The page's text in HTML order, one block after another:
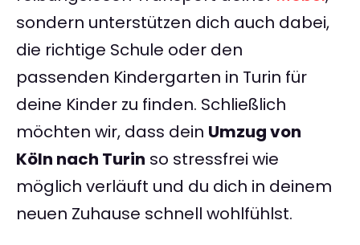
sondern unterstützen dich auch dabei,
die richtige Schule oder den
passenden Kindergarten in Turin für
deine Kinder zu finden. Schließlich
möchten wir, dass dein Umzug von
Köln nach Turin so stressfrei wie
möglich verläuft und du dich in deinem
neuen Zuhause schnell wohlfühlst.